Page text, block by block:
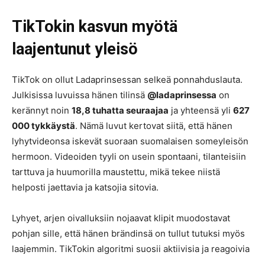
TikTokin kasvun myötä
laajentunut yleisö
TikTok on ollut Ladaprinsessan selkeä ponnahduslauta.
Julkisissa luvuissa hänen tilinsä @ladaprinsessa on
kerännyt noin 18,8 tuhatta seuraajaa ja yhteensä yli 627
000 tykkäystä. Nämä luvut kertovat siitä, että hänen
lyhytvideonsa iskevät suoraan suomalaisen someyleisön
hermoon. Videoiden tyyli on usein spontaani, tilanteisiin
tarttuva ja huumorilla maustettu, mikä tekee niistä
helposti jaettavia ja katsojia sitovia.
Lyhyet, arjen oivalluksiin nojaavat klipit muodostavat
pohjan sille, että hänen brändinsä on tullut tutuksi myös
laajemmin. TikTokin algoritmi suosii aktiivisia ja reagoivia